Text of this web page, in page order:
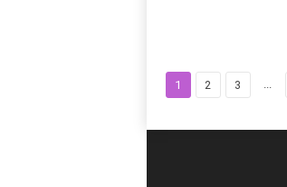
1 2 3